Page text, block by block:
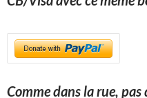
Comme dans la rue,